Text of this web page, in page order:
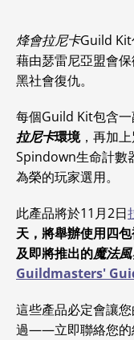
烽會拉尼卡Guild Kit
藉由瑟雷尼亞盟會
黑社會復仇。
每個Guild Kit包含一
拉尼卡環境，再加
Spindown生命計數
為榮的玩家選用。
此產品將於11月2日
天，將舉辦使用四包
及即將推出的魔法
Guildmasters'
這些產品必定會讓
過——立即聯絡您的